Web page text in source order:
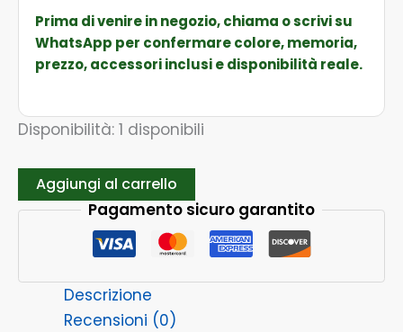
Prima di venire in negozio, chiama o scrivi su
WhatsApp per confermare colore, memoria,
prezzo, accessori inclusi e disponibilità reale.
Disponibilità: 1 disponibili
Aggiungi al carrello
Pagamento sicuro garantito
Descrizione
Recensioni (0)